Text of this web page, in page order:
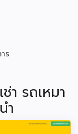
ร
า รถเหมา
ำ